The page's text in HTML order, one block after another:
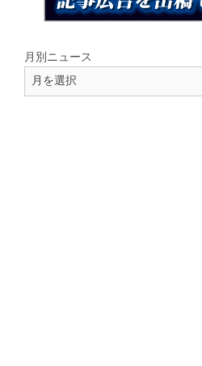
月別ニュース